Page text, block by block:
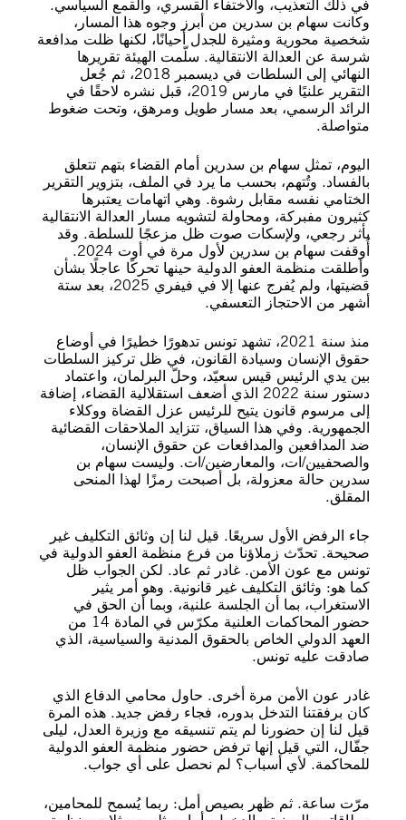
في ذلك التعذيب، والاختفاء القسري، والقمع السياسي.
وكانت سهام بن سدرين من أبرز وجوه هذا المسار،
شخصية محورية ومثيرة للجدل أحيانًا، لكنها ظلت مدافعة
شرسة عن العدالة الانتقالية. سلّمت الهيئة تقريرها
النهائي إلى السلطات في ديسمبر 2018، ثم جُعل
التقرير علنيًا في مارس 2019، قبل نشره لاحقًا في
الرائد الرسمي، بعد مسار طويل ومرهق، وتحت ضغوط
متواصلة.
اليوم، تمثل سهام بن سدرين أمام القضاء بتهم تتعلق
بالفساد. وتُتهم، بحسب ما يرد في الملف، بتزوير التقرير
الختامي نفسه مقابل رشوة. وهي اتهامات يعتبرها
كثيرون مفبركة، ومحاولة لتشويه مسار العدالة الانتقالية
بأثر رجعي، ولإسكات صوت ظل مزعجًا للسلطة. وقد
أُوقفت سهام بن سدرين لأول مرة في أوت 2024.
وأطلقت منظمة العفو الدولية حينها تحركًا عاجلًا بشأن
قضيتها، ولم يُفرج عنها إلا في فيفري 2025، بعد ستة
أشهر من الاحتجاز التعسفي.
منذ سنة 2021، تشهد تونس تدهورًا خطيرًا في أوضاع
حقوق الإنسان وسيادة القانون، في ظل تركيز السلطات
بين يدي الرئيس قيس سعيّد، وحلّ البرلمان، واعتماد
دستور سنة 2022 الذي أضعف استقلالية القضاء، إضافة
إلى مرسوم قانون يتيح للرئيس عزل القضاة ووكلاء
الجمهورية. وفي هذا السياق، تتزايد الملاحقات القضائية
ضد المدافعين والمدافعات عن حقوق الإنسان،
والصحفيين/ات، والمعارضين/ات. وليست سهام بن
سدرين حالة معزولة، بل أصبحت رمزًا لهذا المنحى
المقلق.
جاء الرفض الأول سريعًا. قيل لنا إن وثائق التكليف غير
صحيحة. تحدّث زملاؤنا من فرع منظمة العفو الدولية في
تونس مع عون الأمن. غادر ثم عاد. لكن الجواب ظل
كما هو: وثائق التكليف غير قانونية. وهو أمر يثير
الاستغراب، بما أن الجلسة علنية، وبما أن الحق في
حضور المحاكمات العلنية مكرّس في المادة 14 من
العهد الدولي الخاص بالحقوق المدنية والسياسية، الذي
صادقت عليه تونس.
غادر عون الأمن مرة أخرى. حاول محامي الدفاع الذي
كان برفقتنا التدخل بدوره، فجاء رفض جديد. هذه المرة
قيل لنا إن حضورنا لم يتم تنسيقه مع وزيرة العدل، ليلى
جفّال، التي قيل إنها ترفض حضور منظمة العفو الدولية
للمحاكمة. لأي أسباب؟ لم نحصل على أي جواب.
مرّت ساعة. ثم ظهر بصيص أمل: ربما يُسمح للمحامين،